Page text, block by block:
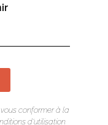
conformer à la
d’utilisation